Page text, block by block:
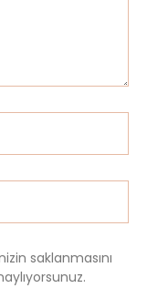
saklanmasını